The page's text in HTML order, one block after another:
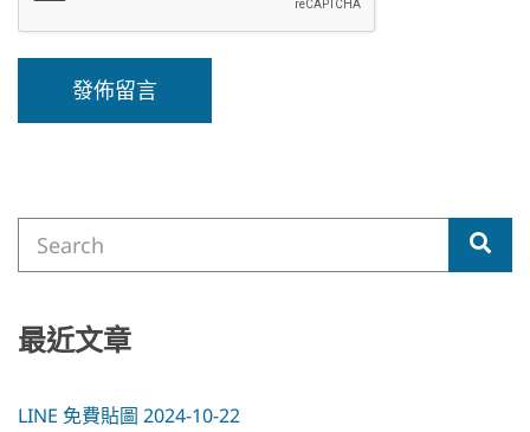
a
v
Search
for:
最近文章
LINE 免費貼圖 2024-10-22